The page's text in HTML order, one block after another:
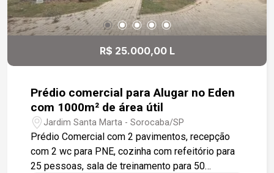
R$ 25.000,00 L
Prédio comercial para Alugar no Eden
com 1000m² de área útil
Jardim Santa Marta - Sorocaba/SP
Prédio Comercial com 2 pavimentos, recepção
com 2 wc para PNE, cozinha com refeitório para
25 pessoas, sala de treinamento para 50